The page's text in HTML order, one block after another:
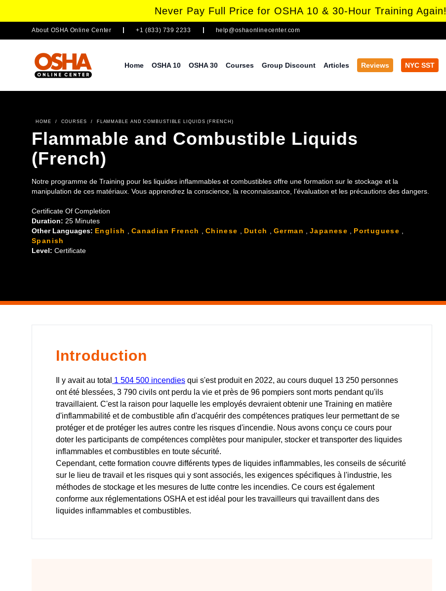
Never Pay Full Price for OSHA 10 & 30-Hour Training Again!
About OSHA Online Center +1 (833) 739 2233 help@oshaonlinecenter.com
Home OSHA 10 OSHA 30 Courses Group Discount Articles Reviews NYC SST
HOME / COURSES / FLAMMABLE AND COMBUSTIBLE LIQUIDS (FRENCH)
Flammable and Combustible Liquids
(French)
Notre programme de Training pour les liquides inflammables et combustibles offre une formation sur le stockage et la
manipulation de ces matériaux. Vous apprendrez la conscience, la reconnaissance, l’évaluation et les précautions des dangers.
Certificate Of Completion
Duration: 25 Minutes
Other Languages: English Canadian French Chinese Dutch German ,Japanese Portuguese
Spanish
Level: Certificate
Introduction
Il y avait au total 1 504 500 incendies qui s'est produit en 2022, au cours duquel 13 250 personnes
ont été blessées, 3 790 civils ont perdu la vie et près de 96 pompiers sont morts pendant qu'ils
travaillaient. C'est la raison pour laquelle les employés devraient obtenir une Training en matière
d'inflammabilité et de combustible afin d'acquérir des compétences pratiques leur permettant de se
protéger et de protéger les autres contre les risques d'incendie. Nous avons conçu ce cours pour
doter les participants de compétences complètes pour manipuler, stocker et transporter des liquides
inflammables et combustibles en toute sécurité.
Cependant, cette formation couvre différents types de liquides inflammables, les conseils de sécurité
sur le lieu de travail et les risques qui y sont associés, les exigences spécifiques à l'industrie, les
méthodes de stockage et les mesures de lutte contre les incendies. Ce cours est également
conforme aux réglementations OSHA et est idéal pour les travailleurs qui travaillent dans des
liquides inflammables et combustibles.